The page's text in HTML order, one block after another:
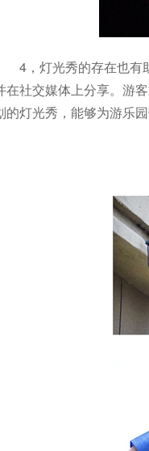
4，灯光秀的存在也有
在社交媒体上分享。游
的灯光秀，能够为游乐